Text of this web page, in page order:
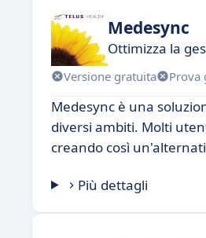
Medesync
Ottimizza la
Versione gratuita Prova
Medesync è una
diversi ambiti. Molti
creando così
Più dettagli